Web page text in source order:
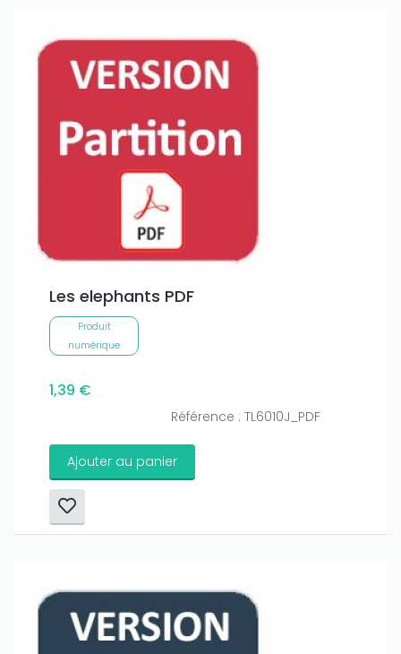
Les elephants PDF
Produit
numérique
1,39 €
Référence : TL6010J_PDF
Ajouter au panier